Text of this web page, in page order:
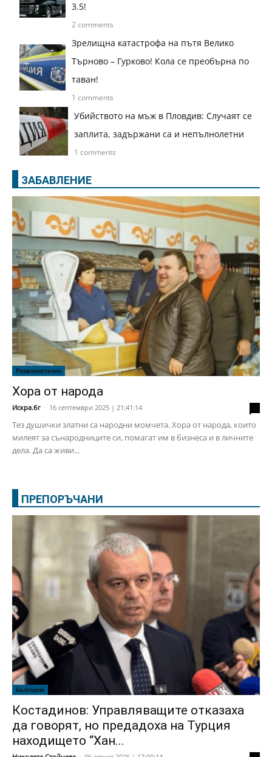
3.5!
2 comments
Зрелищна катастрофа на пътя Велико
Търново – Гурково! Кола се преобърна по
таван!
1 comments
Убийството на мъж в Пловдив: Случаят се
заплита, задържани са и непълнолетни
1 comments
ЗАБАВЛЕНИЕ
Развлекателно
Хора от народа
Искра.бг - 16 септември 2025 | 21:41:14
Тез душички златни са народни момчета. Хора от народа, които
милеят за сънародниците си, помагат им в бизнеса и в личните
дела. Да са живи...
ПРЕПОРЪЧАНИ
България
Костадинов: Управляващите отказаха
да говорят, но предадоха на Турция
находището “Хан...